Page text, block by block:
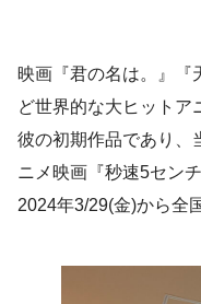
映画『君の名は。』『
ど世界的な大ヒットア
彼の初期作品であり、
ニメ映画『秒速5セン
2024年3/29(金)から全